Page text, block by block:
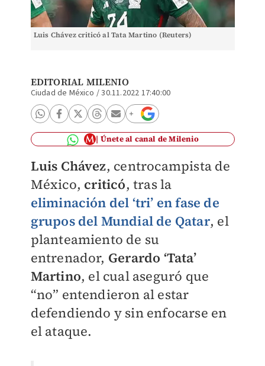
Luis Chávez criticó al Tata Martino (Reuters)
EDITORIAL MILENIO
Ciudad de México /30.11.2022 17:40:00
Únete al canal de Milenio
Luis Chávez, centrocampista de
México, criticó, tras la
eliminación del ‘tri’ en fase de
grupos del Mundial de Qatar, el
planteamiento de su
entrenador, Gerardo ‘Tata’
Martino, el cual aseguró que
“no” entendieron al estar
defendiendo y sin enfocarse en
el ataque.